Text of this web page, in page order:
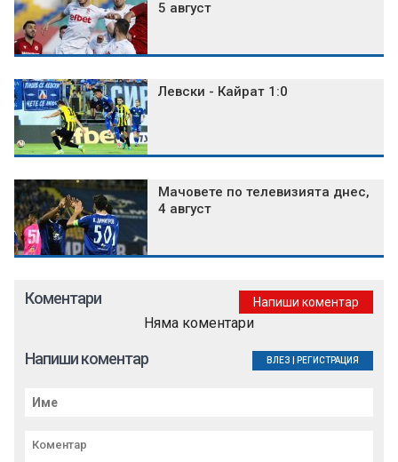
5 август
Левски - Кайрат 1:0
Мачовете по телевизията днес,
4 август
Коментари Напиши коментар
Няма коментари
Напиши коментар ВЛЕЗ РЕГИСТРАЦИЯ